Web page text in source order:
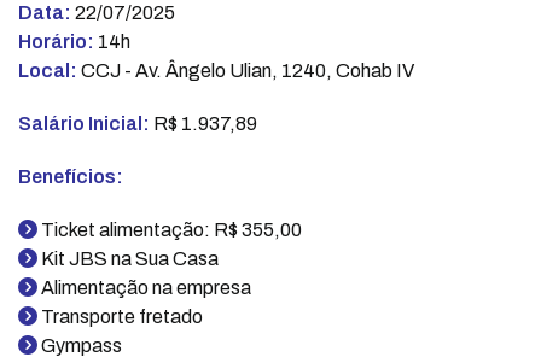
Data: 22/07/2025
Horário: 14h
Local: CCJ - Av. Ângelo Ulian, 1240, Cohab IV
Salário Inicial: R$ 1.937,89
Benefícios:
Ticket alimentação: R$ 355,00
Kit JBS na Sua Casa
Alimentação na empresa
Transporte fretado
Gympass